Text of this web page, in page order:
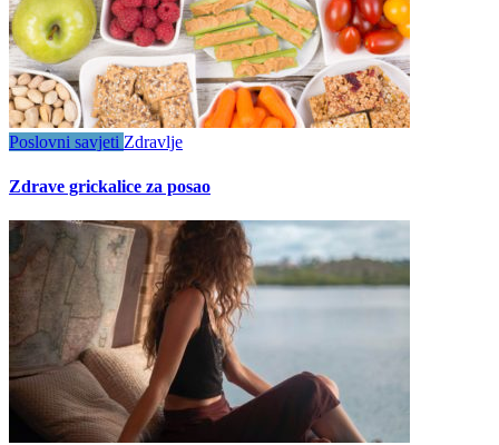
Poslovni savjeti Zdravlje
Zdrave grickalice za posao